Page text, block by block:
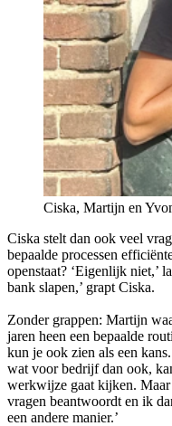
Ciska, Martijn en
Ciska stelt dan ook veel
bepaalde processen
openstaat? ‘Eigenlijk niet,’
bank slapen,’ grapt Ciska.
Zonder grappen: Martijn
jaren heen een bepaalde
kun je ook zien als een
wat voor bedrijf dan ook,
werkwijze gaat kijken.
vragen beantwoordt en ik
een andere manier.’